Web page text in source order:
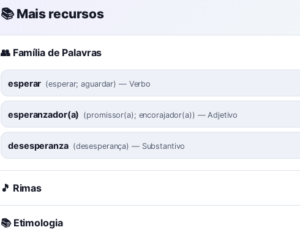
📚 Mais recursos
👥 Família de Palavras
esperar (esperar; aguardar) — Verbo
esperanzador(a) (promissor(a); encorajador(a)) — Adjetivo
desesperanza (desesperança) — Substantivo
🎵 Rimas
📚 Etimologia